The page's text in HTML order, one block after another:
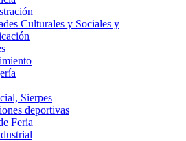
Culturales y Sociales y
Sierpes
deportivas
Feria